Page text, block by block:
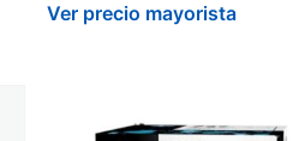
Ver precio mayorista